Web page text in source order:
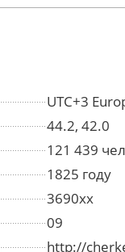
UTC+3
44.2, 42.0
121 439
1825 году
3690xx
09
http://